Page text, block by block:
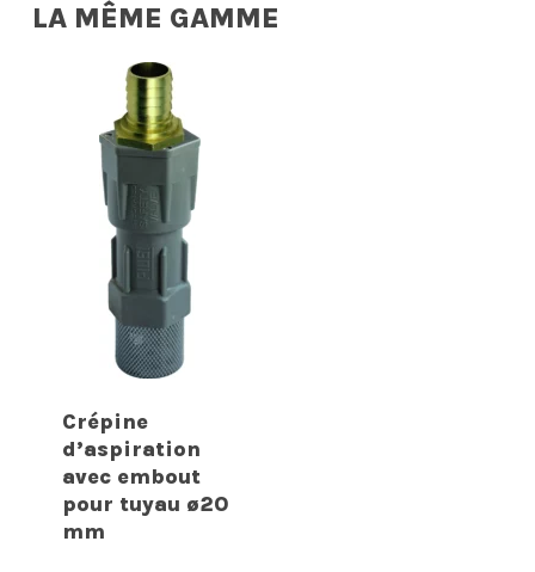
LA MÊME GAMME
Crépine
d’aspiration
avec embout
pour tuyau ø20
mm